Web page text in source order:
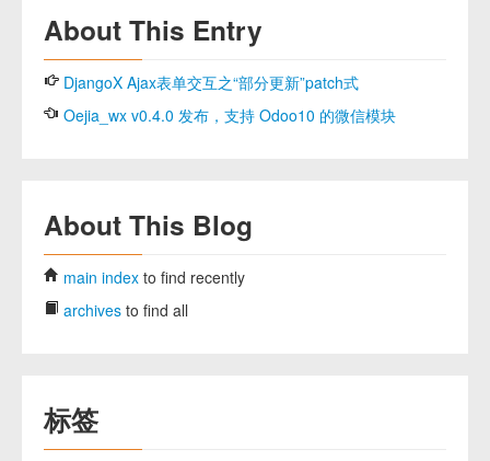
About This Entry
DjangoX Ajax表单交互之“部分更新”patch式
Oejia_wx v0.4.0 发布，支持 Odoo10 的微信模块
About This Blog
main index to find recently
archives to find all
标签